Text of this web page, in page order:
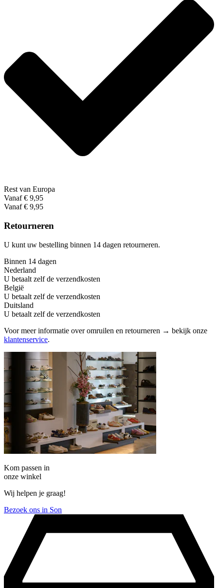
Rest van Europa
Vanaf € 9,95
Vanaf € 9,95
Retourneren
U kunt uw bestelling binnen 14 dagen retourneren.
Binnen 14 dagen
Nederland
U betaalt zelf de verzendkosten
België
U betaalt zelf de verzendkosten
Duitsland
U betaalt zelf de verzendkosten
Voor meer informatie over omruilen en retourneren → bekijk onze
klantenservice.
Kom passen in
onze winkel
Wij helpen je graag!
Bezoek ons in Son